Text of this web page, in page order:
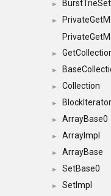
► BurstTrieSet
►
►
►
► Collection
► BlockIterator
► ArrayBase0
► ArrayImpl
► ArrayBase
► SetBase0
► SetImpl